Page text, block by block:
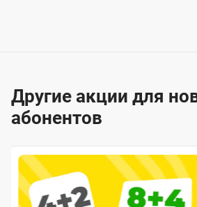
Другие акции для
абонентов